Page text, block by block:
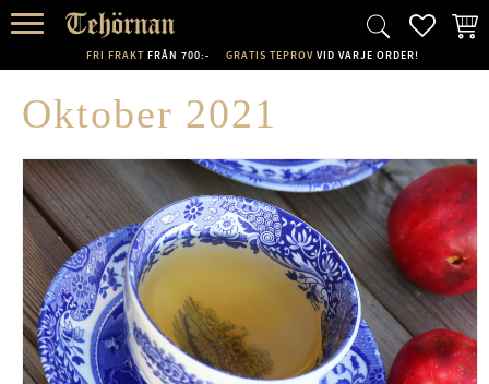
FRI FRAKT FRÅN 700:- GRATIS TEPROV VID VARJE ORDER!
Oktober 2021